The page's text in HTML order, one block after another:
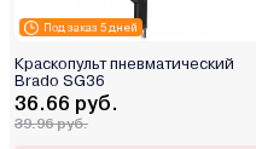
Под заказ 5 дней
Краскопульт пневматический
Brado SG36
36.66 руб.
39.96 руб.